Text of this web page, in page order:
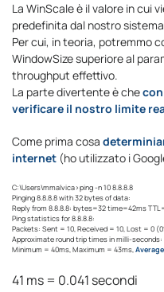
La WinScale è il valore in cui
predefinita dal nostro
Per cui, in teoria, potremmo
WindowSize superiore al
throughput effettivo.
La parte divertente è che
verificare il nostro limite
Come prima cosa
internet (ho utilizzato i
C:\Users\mmalvica>ping -n 10 8.8.8.8
Pinging 8.8.8.8 with 32 bytes of data:
Reply from 8.8.8.8: bytes=32 time=42ms
Ping statistics for 8.8.8.8:
Packets: Sent = 10, Received = 10, Lost = 0
Approximate round trip times in milli-seconds:
Minimum = 40ms, Maximum = 43ms,
41 ms = 0.041 secondi